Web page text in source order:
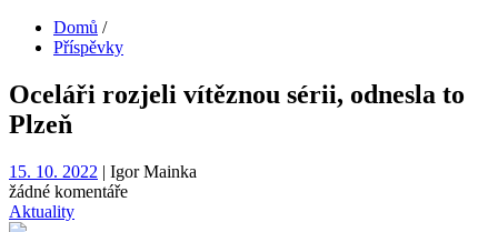
Domů /
Příspěvky
Oceláři rozjeli vítěznou sérii, odnesla to
Plzeň
15. 10. 2022 | Igor Mainka
žádné komentáře
Aktuality